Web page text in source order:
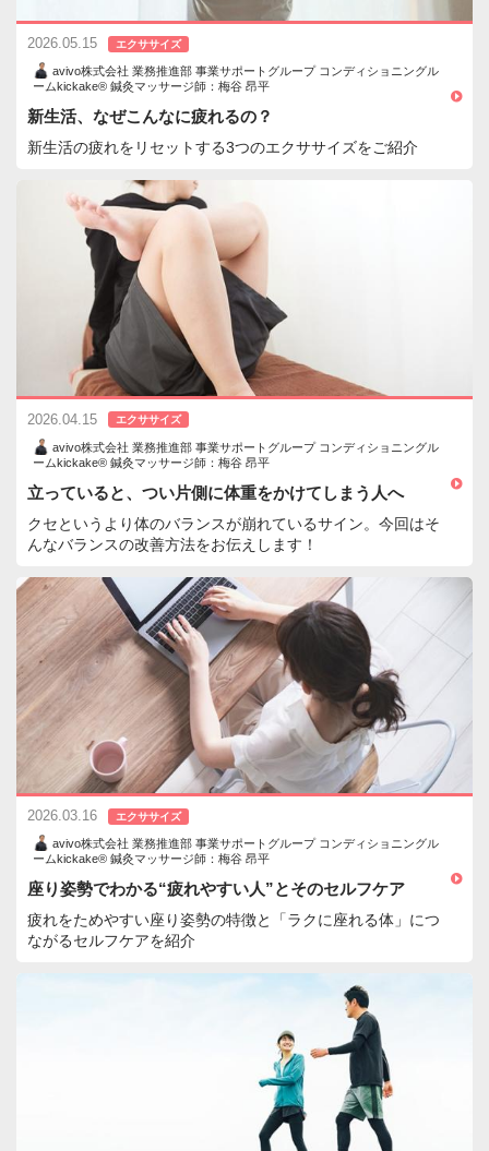
2026.05.15 エクササイズ
avivo株式会社 業務推進部 事業サポートグループ コンディショニングル
ームkickake® 鍼灸マッサージ師：梅谷 昂平
新生活、なぜこんなに疲れるの？
新生活の疲れをリセットする3つのエクササイズをご紹介
2026.04.15 エクササイズ
avivo株式会社 業務推進部 事業サポートグループ コンディショニングル
ームkickake® 鍼灸マッサージ師：梅谷 昂平
立っていると、つい片側に体重をかけてしまう人へ
クセというより体のバランスが崩れているサイン。今回はそ
んなバランスの改善方法をお伝えします！
2026.03.16 エクササイズ
avivo株式会社 業務推進部 事業サポートグループ コンディショニングル
ームkickake® 鍼灸マッサージ師：梅谷 昂平
座り姿勢でわかる“疲れやすい人”とそのセルフケア
疲れをためやすい座り姿勢の特徴と「ラクに座れる体」につ
ながるセルフケアを紹介